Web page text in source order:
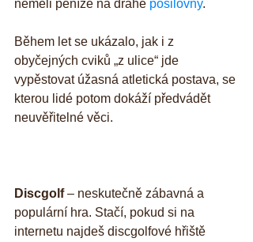
neměli peníze na drahé posilovny.
Během let se ukázalo, jak i z
obyčejných cviků „z ulice“ jde
vypěstovat úžasná atletická postava, se
kterou lidé potom dokáží předvádět
neuvěřitelné věci.
Discgolf – neskutečně zábavná a
populární hra. Stačí, pokud si na
internetu najdeš discgolfové hřiště